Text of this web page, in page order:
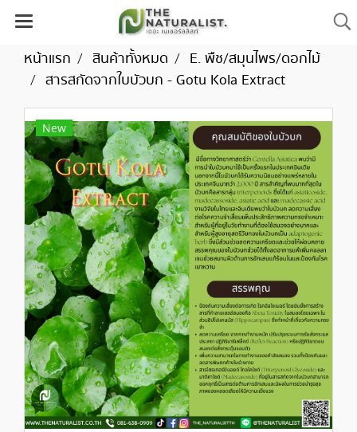
หน้าแรก สินค้าทั้งหมด
E. พืช/สมุนไพร/ดอกไม้
สารสกัดจากใบบัวบก - Gotu Kola Extract
New